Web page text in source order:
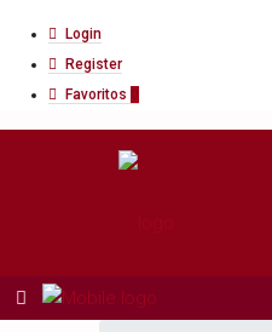
Login
Register
Favoritos